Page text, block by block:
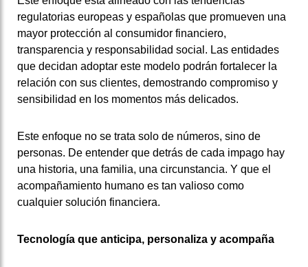
regulatorias europeas y españolas que promueven una
mayor protección al consumidor financiero,
transparencia y responsabilidad social. Las entidades
que decidan adoptar este modelo podrán fortalecer la
relación con sus clientes, demostrando compromiso y
sensibilidad en los momentos más delicados.
Este enfoque no se trata solo de números, sino de
personas. De entender que detrás de cada impago hay
una historia, una familia, una circunstancia. Y que el
acompañamiento humano es tan valioso como
cualquier solución financiera.
Tecnología que anticipa, personaliza y acompaña